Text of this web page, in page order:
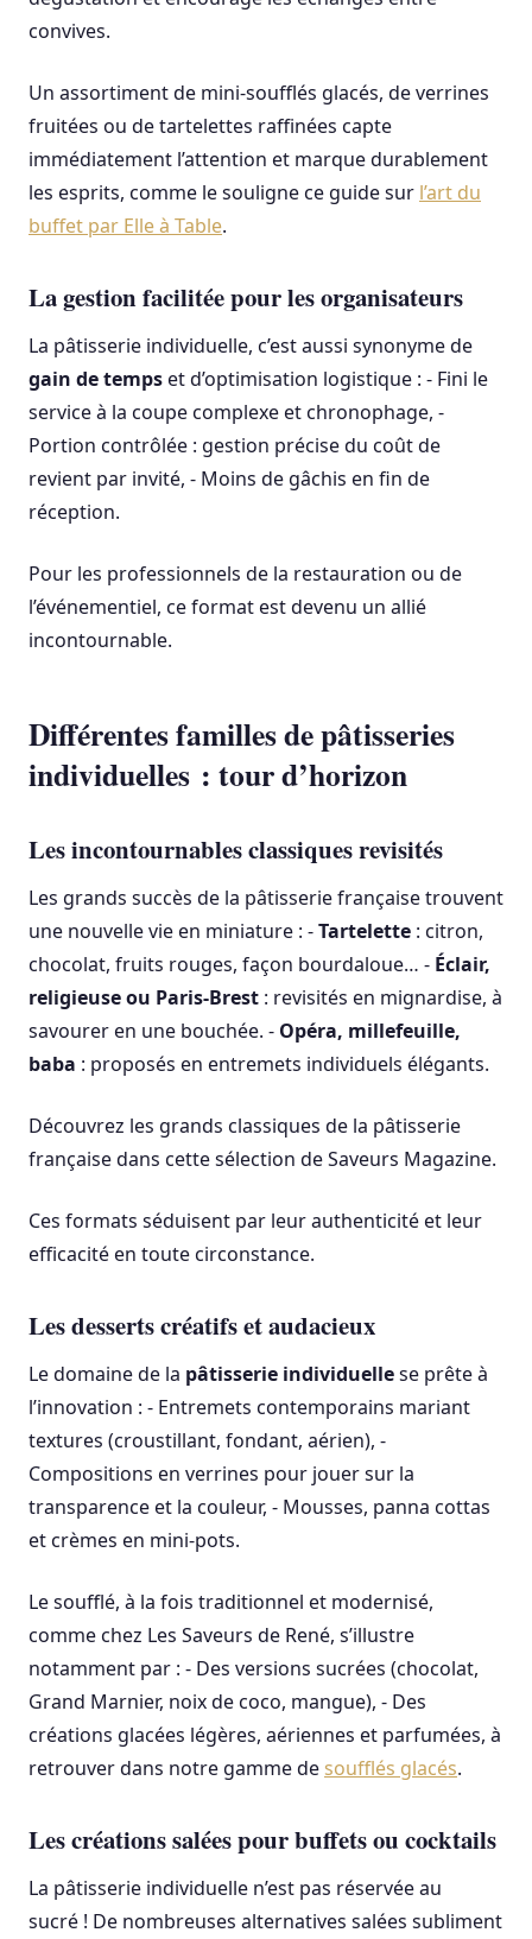
convives.
Un assortiment de mini-soufflés glacés, de verrines
fruitées ou de tartelettes raffinées capte
immédiatement l’attention et marque durablement
les esprits, comme le souligne ce guide sur l’art du
buffet par Elle à Table.
La gestion facilitée pour les organisateurs
La pâtisserie individuelle, c’est aussi synonyme de
gain de tempset d’optimisation logistique : - Fini le
service à la coupe complexe et chronophage, -
Portion contrôlée : gestion précise du coût de
revient par invité, - Moins de gâchis en fin de
réception.
Pour les professionnels de la restauration ou de
l’événementiel, ce format est devenu un allié
incontournable.
Différentes familles de pâtisseries
individuelles : tour d’horizon
Les incontournables classiques revisités
Les grands succès de la pâtisserie française trouvent
une nouvelle vie en miniature : -Tartelette : citron,
chocolat, fruits rouges, façon bourdaloue… - Éclair,
religieuse ou Paris-Brest : revisités en mignardise, à
savourer en une bouchée. - Opéra, millefeuille,
baba : proposés en entremets individuels élégants.
Découvrez les grands classiques de la pâtisserie
française dans cette sélection de Saveurs Magazine.
Ces formats séduisent par leur authenticité et leur
efficacité en toute circonstance.
Les desserts créatifs et audacieux
Le domaine de la pâtisserie individuellese prête à
l’innovation : - Entremets contemporains mariant
textures (croustillant, fondant, aérien), -
Compositions en verrines pour jouer sur la
transparence et la couleur, - Mousses, panna cottas
et crèmes en mini-pots.
Le soufflé, à la fois traditionnel et modernisé,
comme chez Les Saveurs de René, s’illustre
notamment par : - Des versions sucrées (chocolat,
Grand Marnier, noix de coco, mangue), - Des
créations glacées légères, aériennes et parfumées, à
retrouver dans notre gamme desoufflés glacés.
Les créations salées pour buffets ou cocktails
La pâtisserie individuelle n’est pas réservée au
sucré ! De nombreuses alternatives salées subliment